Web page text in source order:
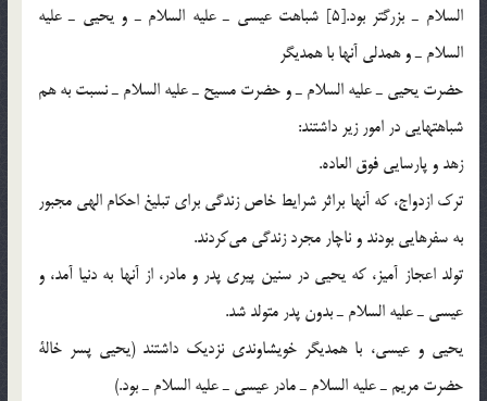
السلام ـ بزرگتر بود.[5] شباهت عيسي ـ عليه السلام ـ و يحيي ـ عليه
السلام ـ و همدلي آنها با همديگر
حضرت يحيي ـ عليه السلام ـ و حضرت مسيح ـ عليه السلام ـ نسبت به هم
شباهتهايي در امور زير داشتند:
زهد و پارسايي فوق العاده.
ترك ازدواج،‌ كه آنها براثر شرايط خاص زندگي براي تبليغ احكام الهي مجبور
به سفرهايي بودند و ناچار مجرد زندگي مي‎كردند.
تولد اعجاز آميز، كه يحيي در سنين پيري پدر و مادر، از آنها به دنيا آمد، و
عيسي ـ عليه السلام ـ بدون پدر متولد شد.
يحيي و عيسي، با همديگر خويشاوندي نزديك داشتند (يحيي پسر خالة
حضرت مريم ـ عليه السلام ـ مادر عيسي ـ عليه السلام ـ بود.)